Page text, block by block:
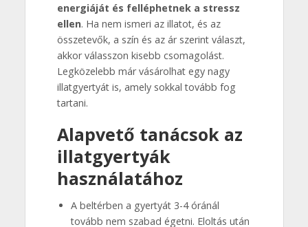
energiáját és felléphetnek a stressz
ellen. Ha nem ismeri az illatot, és az
összetevők, a szín és az ár szerint választ,
akkor válasszon kisebb csomagolást.
Legközelebb már vásárolhat egy nagy
illatgyertyát is, amely sokkal tovább fog
tartani.
Alapvető tanácsok az
illatgyertyák
használatához
A beltérben a gyertyát 3-4 óránál
tovább nem szabad égetni. Eloltás után